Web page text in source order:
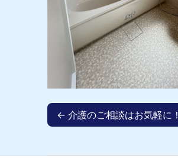
← 介護のご相談はお気軽に！